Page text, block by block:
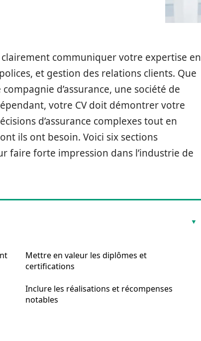
clairement communiquer votre expertise en
et gestion des relations clients. Que
d’assurance, une société de
votre CV doit démontrer votre
d’assurance complexes tout en
ils ont besoin. Voici six sections
faire forte impression dans l’industrie de
Mettre en valeur les diplômes et
certifications
Inclure les réalisations et récompenses
notables